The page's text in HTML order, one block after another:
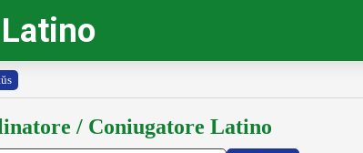
/ Coniugatore Latino